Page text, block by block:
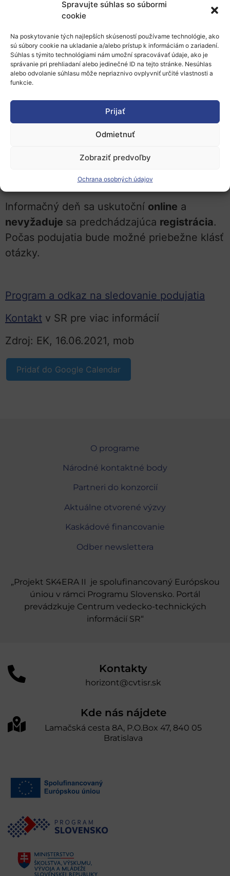
Spravujte súhlas so súbormi
cookie
Na poskytovanie tých najlepších skúseností používame technológie, ako
sú súbory cookie na ukladanie a/alebo prístup k informáciám o zariadení.
Súhlas s týmito technológiami nám umožní spracovávať údaje, ako je
správanie pri prehliadaní alebo jedinečné ID na tejto stránke. Nesúhlas
alebo odvolanie súhlasu môže nepriaznivo ovplyvniť určité vlastnosti a
funkcie.
Prijať
Odmietnuť
Zobraziť predvoľby
Ochrana osobných údajov
destináciách:
Zostať zdravý v rýchlo meniacej sa spoločnosti
Život a práca v zdraviu prospešnom prostredí
Boj proti chorobám a znižovanie zaťaženia
chorobami
Zabezpečenie prístupu k inovatívnej, udržateľnej a
vysoko kvalitnej zdravotnej starostlivosti
Plné využitie potenciálu nových nástrojov,
konkurencieschopného zdravotníckeho priemyslu
Informačný deň sa uskutoční online a
nevyžaduje sa predchádzajúca registrácia.
Počas podujatia bude možné priebežne klásť
otázky.
Program a odkaz na sledovanie podujatia
Kontakt v SR pre viac informácií
Zdroj: EK, 16.06.2021, mob
Pridať do Google Calendar
O programe
Národné kontaktné body
Partneri do konzorcií
Aktuálne otvorené výzvy
Kaskádové financovanie
Odber newslettera
„Projekt SK4ERA II je spolufinancovaný Európskou
úniou v rámci Programu Slovensko. Portál
prevádzkuje Centrum vedecko-technických
informácií SR“
Kontakty
horizont@cvtisr.sk
Kde nás nájdete
Lamačská cesta 8A, P.O.Box 47, 840 05
Bratislava